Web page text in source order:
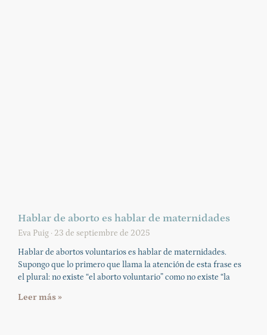
Hablar de aborto es hablar de maternidades
Eva Puig
23 de septiembre de 2025
Hablar de abortos voluntarios es hablar de maternidades.
Supongo que lo primero que llama la atención de esta frase es
el plural: no existe “el aborto voluntario” como no existe “la
Leer más »